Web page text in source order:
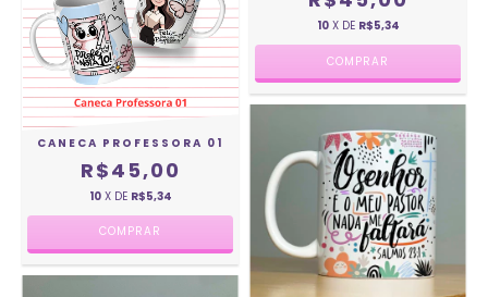
CANECA PROFESSORA 01
R$45,00
10 X DE R$5,34
10 X DE R$5,34